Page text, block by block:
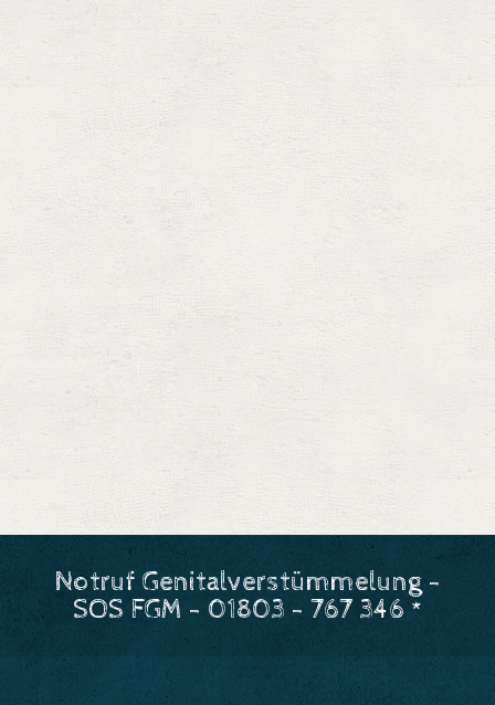
Notruf Genitalverstümmelung -
SOS FGM - 01803 - 767 346 *